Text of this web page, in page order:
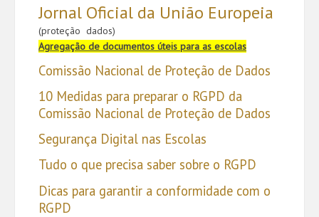
Jornal Oficial da União Europeia
(proteção dados)
Agregação de documentos úteis para as escolas
Comissão Nacional de Proteção de Dados
10 Medidas para preparar o RGPD da
Comissão Nacional de Proteção de Dados
Segurança Digital nas Escolas
Tudo o que precisa saber sobre o RGPD
Dicas para garantir a conformidade com o
RGPD